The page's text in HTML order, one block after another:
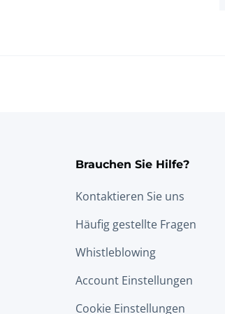
Brauchen Sie Hilfe?
Kontaktieren Sie uns
Häufig gestellte Fragen
Whistleblowing
Account Einstellungen
Cookie Einstellungen